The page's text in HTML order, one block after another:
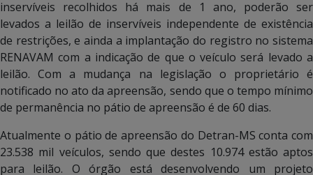
inservíveis recolhidos há mais de 1 ano, poderão ser
levados a leilão de inservíveis independente de existência
de restrições, e ainda a implantação do registro no sistema
RENAVAM com a indicação de que o veículo será levado a
leilão. Com a mudança na legislação o proprietário é
notificado no ato da apreensão, sendo que o tempo mínimo
de permanência no pátio de apreensão é de 60 dias.
Atualmente o pátio de apreensão do Detran-MS conta com
23.538 mil veículos, sendo que destes 10.974 estão aptos
para leilão. O órgão está desenvolvendo um projeto